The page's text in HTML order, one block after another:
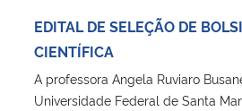
EDITAL DE SELEÇÃO DE
CIENTÍFICA
A professora Angela Ruviaro
Universidade Federal de Santa